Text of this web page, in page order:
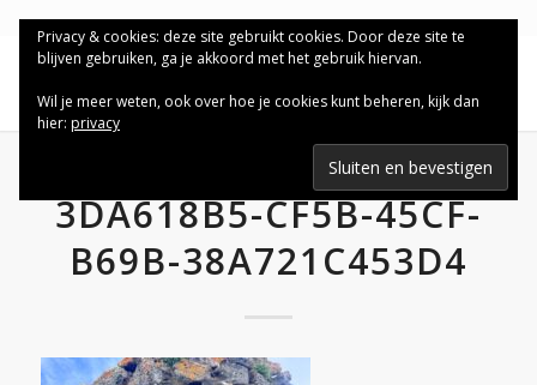
3DA618B5-CF5B-45CF-
B69B-38A721C453D4
Privacy & cookies: deze site gebruikt cookies. Door deze site te
blijven gebruiken, ga je akkoord met het gebruik hiervan.
Wil je meer weten, ook over hoe je cookies kunt beheren, kijk dan
hier: privacy